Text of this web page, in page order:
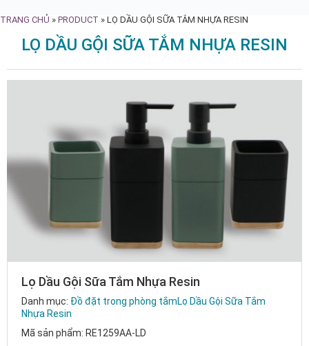
TRANG CHỦ » PRODUCT » LỌ DẦU GỘI SỮA TẮM NHỰA RESIN
LỌ DẦU GỘI SỮA TẮM NHỰA RESIN
Lọ Dầu Gội Sữa Tắm Nhựa Resin
Danh mục: Đồ đặt trong phòng tắmLọ Dầu Gội Sữa Tắm
Nhựa Resin
Mã sản phẩm: RE1259AA-LD